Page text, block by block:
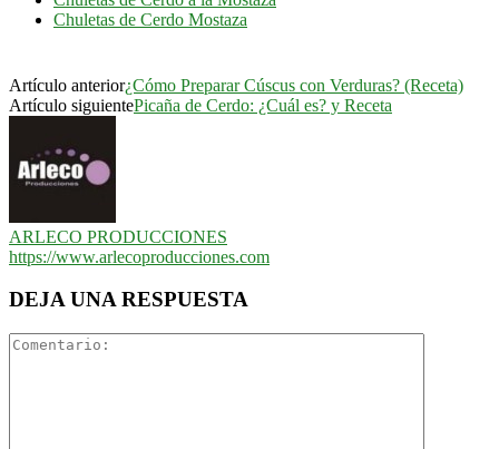
Chuletas de Cerdo Mostaza
Artículo anterior¿Cómo Preparar Cúscus con Verduras? (Receta)
Artículo siguientePicaña de Cerdo: ¿Cuál es? y Receta
ARLECO PRODUCCIONES
https://www.arlecoproducciones.com
DEJA UNA RESPUESTA